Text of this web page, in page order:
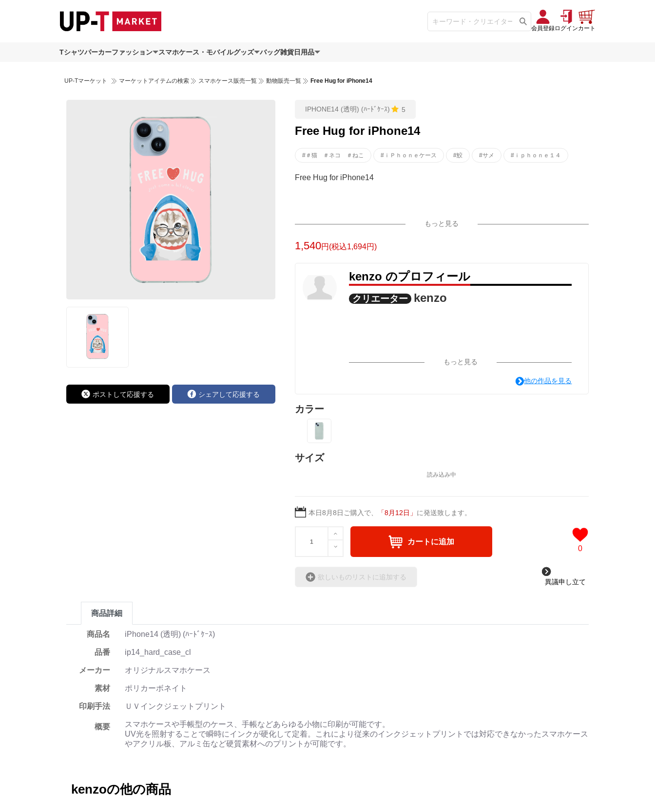
会員登録ログインカート
Tシャツパーカーファッション スマホケース・モバイルグッズ バッグ雑貨日用品
UP-Tマーケット マーケットアイテムの検索 スマホケース販売一覧 動物販売一覧 Free Hug for iPhone14
ポストして応援する シェアして応援する
IPHONE14 (透明) (ﾊｰﾄﾞｹｰｽ) 5
Free Hug for iPhone14
#＃猫 ＃ネコ ＃ねこ #ｉＰｈｏｎｅケース #鮫 #サメ #ｉｐｈｏｎｅ１４
Free Hug for iPhone14
もっと見る
1,540円(税込1,694円)
kenzo のプロフィール
クリエーター kenzo
もっと見る
他の作品を見る
カラー
サイズ
本日8月8日 ご購入で、 「8月12日 」 に発送致します。
カートに追加
0
欲しいものリストに追加する
異議申し立て
商品詳細
商品名 iPhone14 (透明) (ﾊｰﾄﾞｹｰｽ)
品番 ip14_hard_case_cl
メーカー オリジナルスマホケース
素材 ポリカーボネイト
印刷手法 ＵＶインクジェットプリント
概要
スマホケースや手帳型のケース、手帳などあらゆる小物に印刷が可能です。
UV光を照射することで瞬時にインクが硬化して定着。これにより従来のインクジェットプリントでは対応できなかったスマホケース
やアクリル板、アルミ缶など硬質素材へのプリントが可能です。
kenzoの他の商品